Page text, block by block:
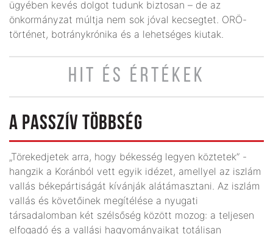
ügyében kevés dolgot tudunk biztosan – de az
önkormányzat múltja nem sok jóval kecsegtet. ORÖ-
történet, botránykrónika és a lehetséges kiutak.
HIT ÉS ÉRTÉKEK
A PASSZÍV TÖBBSÉG
„Törekedjetek arra, hogy békesség legyen köztetek” -
hangzik a Koránból vett egyik idézet, amellyel az iszlám
vallás békepártiságát kívánják alátámasztani. Az iszlám
vallás és követőinek megítélése a nyugati
társadalomban két szélsőség között mozog: a teljesen
elfogadó és a vallási hagyományaikat totálisan